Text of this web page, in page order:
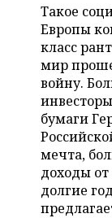
ВУЗЫ
КОМУ
ТОРГОВЫЕ
ТАТАРСТАНА
БАНКИ
БЮДЖЕТ
ИНВЕСТИЦИИ
АГРОПРОМ
НЕФТЕХИМИЯ
НЕФТЬ
ОПК
НОВОСТИ
АВТО
НОВОСТИ АВТО
БИЗНЕС
НОВОСТИ
РОЗНИЧНАЯ
ТРАНСПОРТ
ТЕХНОЛОГИИ
НОВОСТИ
МЕРОПРИЯТИЯ
НОВОСТИ
СПОРТ
Такое
Европы
класс
мир
войну.
бумаги
мечта,
доходы
долгие